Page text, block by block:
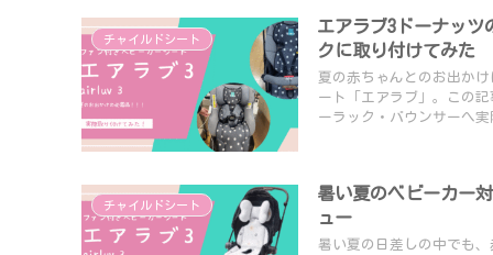
チャイルドシート
エアラブ3ドーナッツ
クに取り付けてみた
夏の赤ちゃんとのお出か
ート「エアラブ」。この
ーラック・バウンサーへ
チャイルドシート
暑い夏のベビーカー
ュー
暑い夏の日差しの中でも